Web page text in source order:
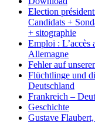
Election
Candidats +
+ sitographie
Emploi : L’accès
Allemagne
Fehler auf
Flüchtlinge und
Deutschland
Frankreich –
Geschichte
Gustave